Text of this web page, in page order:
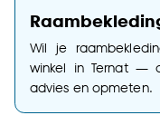
Wil je
winkel in Ternat —
advies en opmeten.